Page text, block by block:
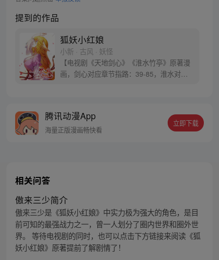
提到的作品
狐妖小红娘
小新 · 古风 · 妖怪
【电视剧《天地剑心》《淮水竹亭》原著漫
画，剑心对应章节指路：39-85，淮水对应
腾讯动漫App
海量正版漫画畅快看
立即下载
相关问答
傲来三少简介
傲来三少是《狐妖小红娘》中实力极为强大的角色，是目
前可知的最强战力之一，曾一人划分了圈内世界和圈外世
界。 等待电视剧的同时，也可以点击下方链接来阅读《狐
妖小红娘》原著提前了解剧情了！